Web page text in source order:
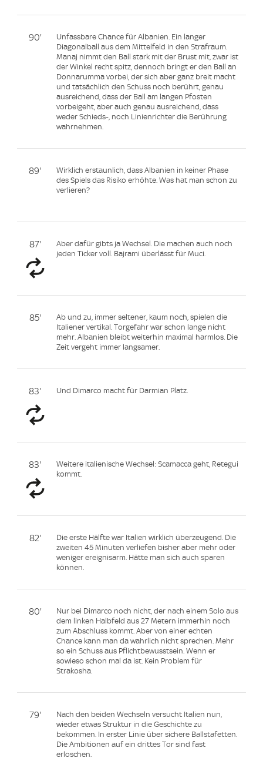
90'
Unfassbare Chance für Albanien. Ein langer
Diagonalball aus dem Mittelfeld in den Strafraum.
Manaj nimmt den Ball stark mit der Brust mit, zwar ist
der Winkel recht spitz, dennoch bringt er den Ball an
Donnarumma vorbei, der sich aber ganz breit macht
und tatsächlich den Schuss noch berührt, genau
ausreichend, dass der Ball am langen Pfosten
vorbeigeht, aber auch genau ausreichend, dass
weder Schieds-, noch Linienrichter die Berührung
wahrnehmen.
89'
Wirklich erstaunlich, dass Albanien in keiner Phase
des Spiels das Risiko erhöhte. Was hat man schon zu
verlieren?
87'
Aber dafür gibts ja Wechsel. Die machen auch noch
jeden Ticker voll. Bajrami überlässt für Muci.
85'
Ab und zu, immer seltener, kaum noch, spielen die
Italiener vertikal. Torgefahr war schon lange nicht
mehr. Albanien bleibt weiterhin maximal harmlos. Die
Zeit vergeht immer langsamer.
83' Und Dimarco macht für Darmian Platz.
83'
Weitere italienische Wechsel: Scamacca geht, Retegui
kommt.
82'
Die erste Hälfte war Italien wirklich überzeugend. Die
zweiten 45 Minuten verliefen bisher aber mehr oder
weniger ereignisarm. Hätte man sich auch sparen
können.
80'
Nur bei Dimarco noch nicht, der nach einem Solo aus
dem linken Halbfeld aus 27 Metern immerhin noch
zum Abschluss kommt. Aber von einer echten
Chance kann man da wahrlich nicht sprechen. Mehr
so ein Schuss aus Pflichtbewusstsein. Wenn er
sowieso schon mal da ist. Kein Problem für
Strakosha.
79'
Nach den beiden Wechseln versucht Italien nun,
wieder etwas Struktur in die Geschichte zu
bekommen. In erster Linie über sichere Ballstafetten.
Die Ambitionen auf ein drittes Tor sind fast
erloschen.